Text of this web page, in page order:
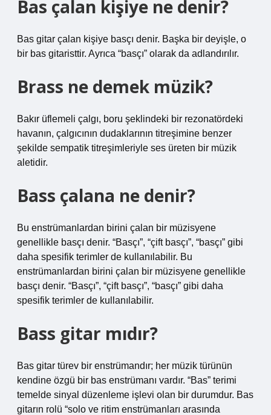
Bas çalan kişiye ne denir?
Bas gitar çalan kişiye basçı denir. Başka bir deyişle, o
bir bas gitaristtir. Ayrıca “basçı” olarak da adlandırılır.
Brass ne demek müzik?
Bakır üflemeli çalgı, boru şeklindeki bir rezonatördeki
havanın, çalgıcının dudaklarının titreşimine benzer
şekilde sempatik titreşimleriyle ses üreten bir müzik
aletidir.
Bass çalana ne denir?
Bu enstrümanlardan birini çalan bir müzisyene
genellikle basçı denir. “Basçı”, “çift basçı”, “basçı” gibi
daha spesifik terimler de kullanılabilir. Bu
enstrümanlardan birini çalan bir müzisyene genellikle
basçı denir. “Basçı”, “çift basçı”, “basçı” gibi daha
spesifik terimler de kullanılabilir.
Bass gitar mıdır?
Bas gitar türev bir enstrümandır; her müzik türünün
kendine özgü bir bas enstrümanı vardır. “Bas” terimi
temelde sinyal düzenleme işlevi olan bir durumdur. Bas
gitarın rolü “solo ve ritim enstrümanları arasında